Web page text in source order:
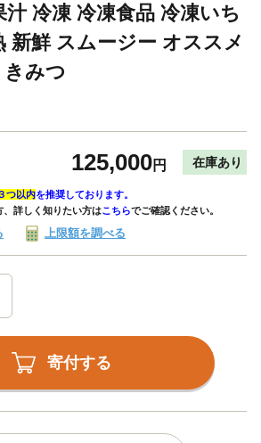
冷凍 冷凍食品 冷凍いち
新鮮 スムージー オススメ
きみつ
125,000円 在庫あり
つ以内を推奨しております。
、詳しく知りたい方はこちらでご確認ください。
上限額を調べる
寄付する